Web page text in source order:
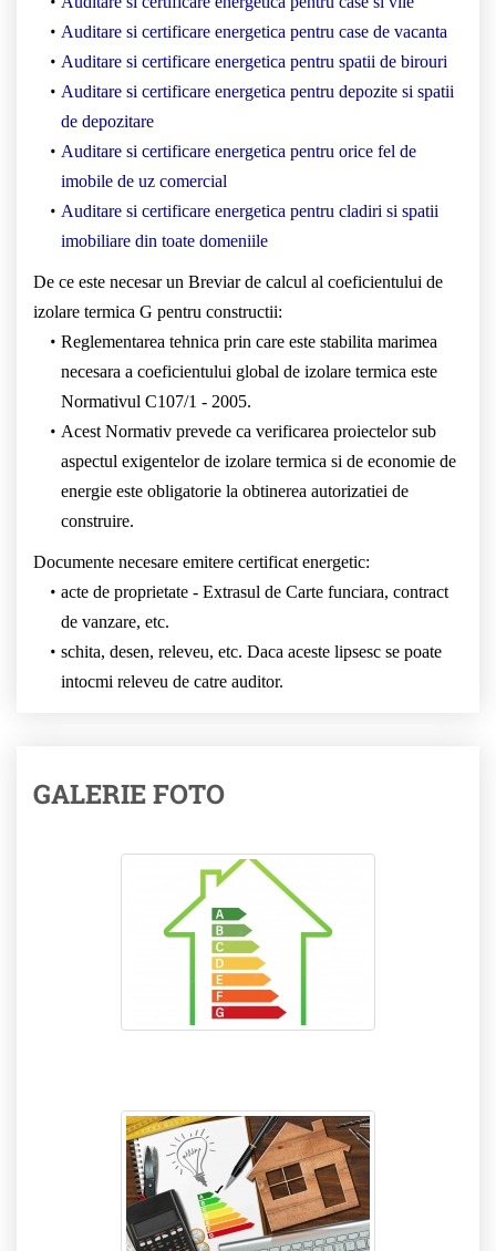
Auditare si certificare energetica pentru case de vacanta
Auditare si certificare energetica pentru spatii de birouri
Auditare si certificare energetica pentru depozite si spatii
de depozitare
Auditare si certificare energetica pentru orice fel de
imobile de uz comercial
Auditare si certificare energetica pentru cladiri si spatii
imobiliare din toate domeniile
De ce este necesar un Breviar de calcul al coeficientului de
izolare termica G pentru constructii:
Reglementarea tehnica prin care este stabilita marimea
necesara a coeficientului global de izolare termica este
Normativul C107/1 - 2005.
Acest Normativ prevede ca verificarea proiectelor sub
aspectul exigentelor de izolare termica si de economie de
energie este obligatorie la obtinerea autorizatiei de
construire.
Documente necesare emitere certificat energetic:
acte de proprietate - Extrasul de Carte funciara, contract
de vanzare, etc.
schita, desen, releveu, etc. Daca aceste lipsesc se poate
intocmi releveu de catre auditor.
GALERIE FOTO